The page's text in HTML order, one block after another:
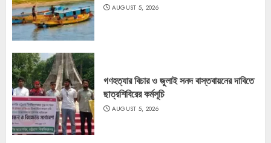
AUGUST 5, 2026
গণহত্যার বিচার ও জুলাই সনদ বাস্তবায়নের দাবিতে
ছাত্রশিবিরের কর্মসূচি
AUGUST 5, 2026